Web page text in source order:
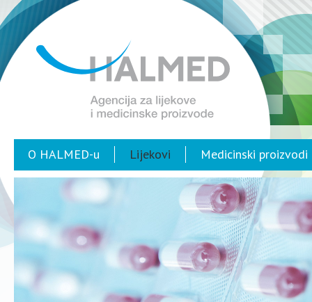
O HALMED-u Lijekovi Medicinski proizvodi